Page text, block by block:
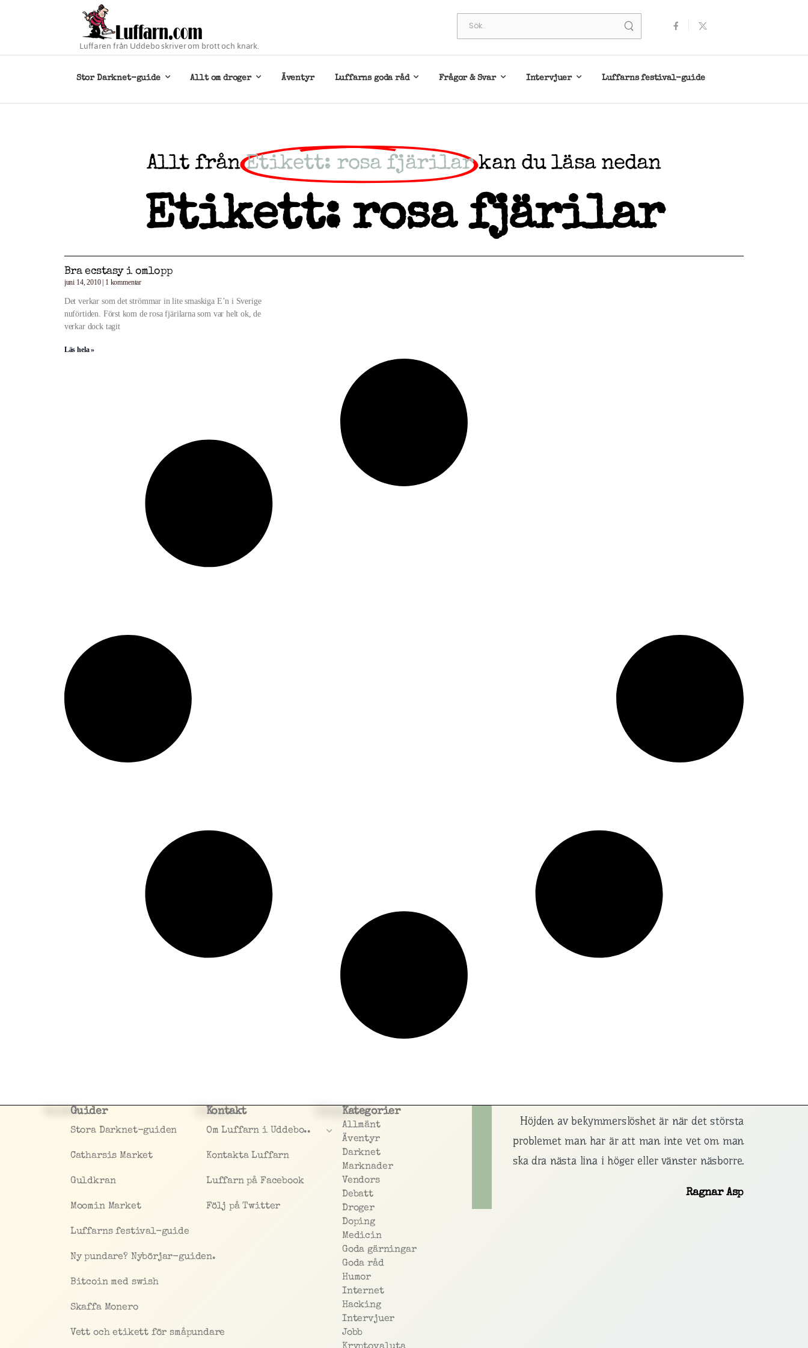
Luffaren från Uddebo skriver om brott och knark.
Stor Darknet-guide Allt om droger Äventyr Luffarns goda råd Frågor & Svar Intervjuer Luffarns festival-guide
Allt från Etikett: rosa fjärilar kan du läsa nedan
Etikett: rosa fjärilar
Bra ecstasy i omlopp
juni 14, 2010 1 kommentar
Det verkar som det strömmar in lite smaskiga E’n i Sverige
nuförtiden. Först kom de rosa fjärilarna som var helt ok, de
verkar dock tagit
Läs hela »
Guider
Stora Darknet-guiden
Catharsis Market
Guldkran
Moomin Market
Luffarns festival-guide
Ny pundare? Nybörjar-guiden.
Bitcoin med swish
Skaffa Monero
Vett och etikett för småpundare
Kontakt
Om Luffarn i Uddebo..
Kontakta Luffarn
Luffarn på Facebook
Följ på Twitter
Kategorier
Allmänt
Äventyr
Darknet
Marknader
Vendors
Debatt
Droger
Doping
Medicin
Goda gärningar
Goda råd
Humor
Internet
Hacking
Intervjuer
Jobb
Höjden av bekymmerslöshet är när det största
problemet man har är att man inte vet om man
ska dra nästa lina i höger eller vänster näsborre.
Ragnar Asp